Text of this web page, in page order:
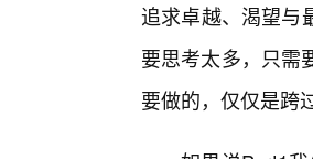
追求卓越、渴望与
要思考太多，只需
要做的，仅仅是跨